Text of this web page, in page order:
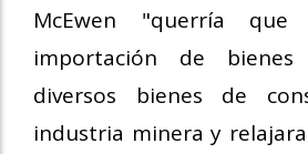
McEwen "querría que
importación de
diversos bienes de
industria minera y